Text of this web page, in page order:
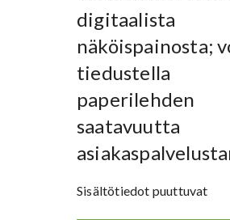
digitaalista
näköispainosta;
tiedustella
paperilehden
saatavuutta
Sisältötiedot puuttuvat